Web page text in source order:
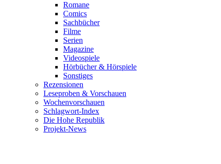
Romane
Comics
Sachbücher
Filme
Serien
Magazine
Videospiele
Hörbücher & Hörspiele
Sonstiges
Rezensionen
Leseproben & Vorschauen
Wochenvorschauen
Schlagwort-Index
Die Hohe Republik
Projekt-News